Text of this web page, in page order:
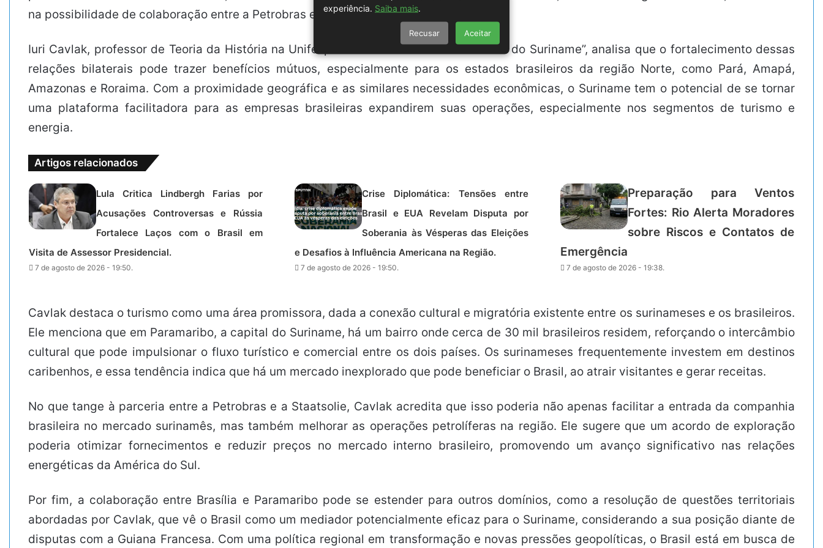
na possibilidade de colaboração entre a Petrobras e a estatal surinamesa Staatsolie.
Iuri Cavlak, professor de Teoria da História na Unifesp e autor do livro “Breve História do Suriname”, analisa que o fortalecimento dessas
relações bilaterais pode trazer benefícios mútuos, especialmente para os estados brasileiros da região Norte, como Pará, Amapá,
Amazonas e Roraima. Com a proximidade geográfica e as similares necessidades econômicas, o Suriname tem o potencial de se tornar
uma plataforma facilitadora para as empresas brasileiras expandirem suas operações, especialmente nos segmentos de turismo e
energia.
Artigos relacionados
Lula Critica Lindbergh Farias por
Acusações Controversas e Rússia
Fortalece Laços com o Brasil em
Visita de Assessor Presidencial.
7 de agosto de 2026 - 19:50.
Crise Diplomática: Tensões entre
Brasil e EUA Revelam Disputa por
Soberania às Vésperas das Eleições
e Desafios à Influência Americana na Região.
7 de agosto de 2026 - 19:50.
Preparação para Ventos
Fortes: Rio Alerta Moradores
sobre Riscos e Contatos de
Emergência
7 de agosto de 2026 - 19:38.
Cavlak destaca o turismo como uma área promissora, dada a conexão cultural e migratória existente entre os surinameses e os brasileiros.
Ele menciona que em Paramaribo, a capital do Suriname, há um bairro onde cerca de 30 mil brasileiros residem, reforçando o intercâmbio
cultural que pode impulsionar o fluxo turístico e comercial entre os dois países. Os surinameses frequentemente investem em destinos
caribenhos, e essa tendência indica que há um mercado inexplorado que pode beneficiar o Brasil, ao atrair visitantes e gerar receitas.
No que tange à parceria entre a Petrobras e a Staatsolie, Cavlak acredita que isso poderia não apenas facilitar a entrada da companhia
brasileira no mercado surinamês, mas também melhorar as operações petrolíferas na região. Ele sugere que um acordo de exploração
poderia otimizar fornecimentos e reduzir preços no mercado interno brasileiro, promovendo um avanço significativo nas relações
energéticas da América do Sul.
Por fim, a colaboração entre Brasília e Paramaribo pode se estender para outros domínios, como a resolução de questões territoriais
abordadas por Cavlak, que vê o Brasil como um mediador potencialmente eficaz para o Suriname, considerando a sua posição diante de
disputas com a Guiana Francesa. Com uma política regional em transformação e novas pressões geopolíticas, o Brasil está em busca de
experiência. Saiba mais.
Recusar Aceitar